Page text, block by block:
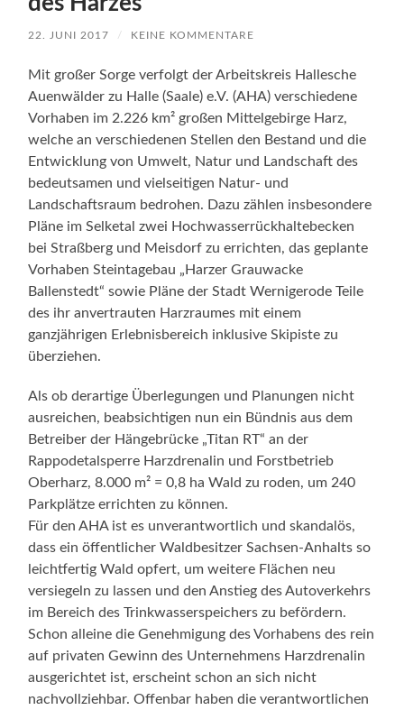
22. JUNI 2017 / KEINE KOMMENTARE
Mit großer Sorge verfolgt der Arbeitskreis Hallesche
Auenwälder zu Halle (Saale) e.V. (AHA) verschiedene
Vorhaben im 2.226 km² großen Mittelgebirge Harz,
welche an verschiedenen Stellen den Bestand und die
Entwicklung von Umwelt, Natur und Landschaft des
bedeutsamen und vielseitigen Natur- und
Landschaftsraum bedrohen. Dazu zählen insbesondere
Pläne im Selketal zwei Hochwasserrückhaltebecken
bei Straßberg und Meisdorf zu errichten, das geplante
Vorhaben Steintagebau „Harzer Grauwacke
Ballenstedt“ sowie Pläne der Stadt Wernigerode Teile
des ihr anvertrauten Harzraumes mit einem
ganzjährigen Erlebnisbereich inklusive Skipiste zu
überziehen.
Als ob derartige Überlegungen und Planungen nicht
ausreichen, beabsichtigen nun ein Bündnis aus dem
Betreiber der Hängebrücke „Titan RT“ an der
Rappodetalsperre Harzdrenalin und Forstbetrieb
Oberharz, 8.000 m² = 0,8 ha Wald zu roden, um 240
Parkplätze errichten zu können.
Für den AHA ist es unverantwortlich und skandalös,
dass ein öffentlicher Waldbesitzer Sachsen-Anhalts so
leichtfertig Wald opfert, um weitere Flächen neu
versiegeln zu lassen und den Anstieg des Autoverkehrs
im Bereich des Trinkwasserspeichers zu befördern.
Schon alleine die Genehmigung des Vorhabens des rein
auf privaten Gewinn des Unternehmens Harzdrenalin
ausgerichtet ist, erscheint schon an sich nicht
nachvollziehbar. Offenbar haben die verantwortlichen